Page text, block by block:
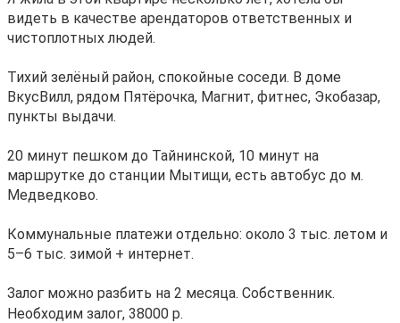
видеть в качестве арендаторов ответственных и
чистоплотных людей.
Тихий зелёный район, спокойные соседи. В доме
ВкусВилл, рядом Пятёрочка, Магнит, фитнес, Экобазар,
пункты выдачи.
20 минут пешком до Тайнинской, 10 минут на
маршрутке до станции Мытищи, есть автобус до м.
Медведково.
Коммунальные платежи отдельно: около 3 тыс. летом и
5–6 тыс. зимой + интернет.
Залог можно разбить на 2 месяца. Собственник.
Необходим залог, 38000 р.